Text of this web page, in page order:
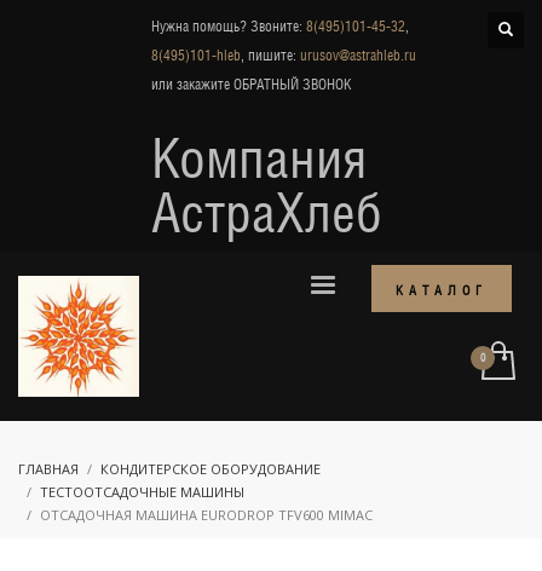
Нужна помощь? Звоните: 8(495)101-45-32,
8(495)101-hleb, пишите: urusov@astrahleb.ru
или закажите ОБРАТНЫЙ ЗВОНОК
Компания
АстраХлеб
КАТАЛОГ
ГЛАВНАЯ
КОНДИТЕРСКОЕ ОБОРУДОВАНИЕ
ТЕСТООТСАДОЧНЫЕ МАШИНЫ
ОТСАДОЧНАЯ МАШИНА EURODROP TFV600 MIMAC